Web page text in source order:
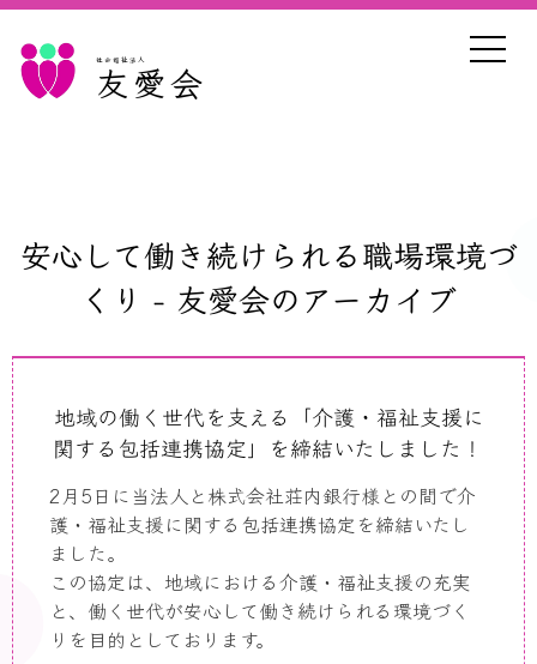
社会福祉法人
友愛会
安心して働き続けられる職場環境づ
くり - 友愛会のアーカイブ
地域の働く世代を支える「介護・福祉支援に
関する包括連携協定」を締結いたしました！
2月 5日に当法人と株式会社荘内銀行様との間で介
護・福祉支援に関する包括連携協定を締結いたし
ました。
この協定は、地域における介護・福祉支援の充実
と、働く世代が安心して働き続けられる環境づく
りを目的としております。